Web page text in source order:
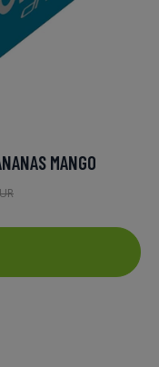
MANGO